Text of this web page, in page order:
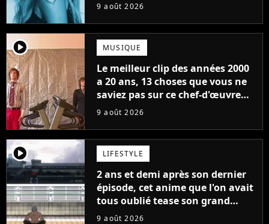
9 août 2026
player2 MUSIQUE
Le meilleur clip des années 2000
a 20 ans, 13 choses que vous ne
saviez pas sur ce chef-d'œuvre
qui a révolutionné YouTube
9 août 2026
player2 LIFESTYLE
2 ans et demi après son dernier
épisode, cet anime que l'on avait
tous oublié tease son grand
retour
9 août 2026